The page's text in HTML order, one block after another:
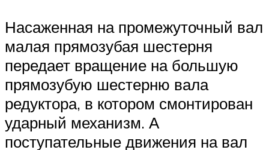
Насаженная на промежуточный вал
малая прямозубая шестерня
передает вращение на большую
прямозубую шестерню вала
редуктора, в котором смонтирован
ударный механизм. А
поступательные движения на вал